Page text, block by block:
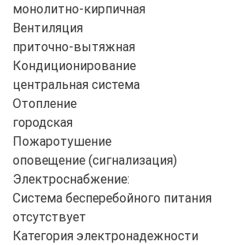
монолитно-кирпичная
Вентиляция
приточно-вытяжная
Кондиционирование
центральная система
Отопление
городская
Пожаротушение
оповещение (сигнализация)
Электроснабжение:
Система бесперебойного питания
отсутствует
Категория электронадежности